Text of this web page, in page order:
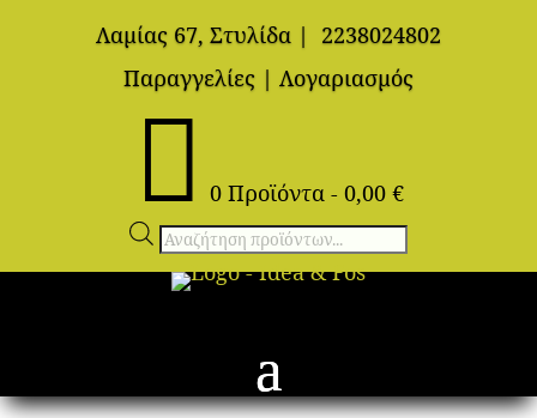
Λαμίας 67, Στυλίδα |
2238024802
Παραγγελίες | Λογαριασμός
 0 Προϊόντα - 0,00 €
Αναζήτηση
προϊόντων